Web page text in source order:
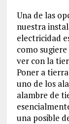
Una de las
nuestra
electricidad
como
ver con la
Poner a
uno de los
alambre de
una posible